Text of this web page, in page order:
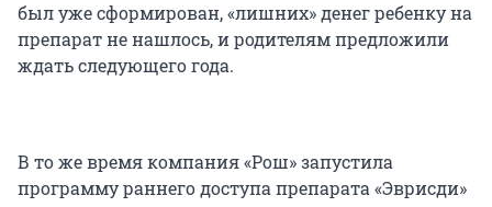
был уже сформирован, «лишних» денег ребенку на
препарат не нашлось, и родителям предложили
ждать следующего года.
В то же время компания «Рош» запустила
программу раннего доступа препарата «Эврисди»